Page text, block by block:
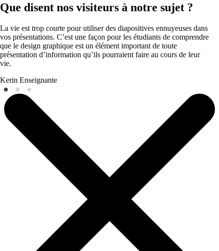
Que disent nos visiteurs à notre sujet ?
La vie est trop courte pour utiliser des diapositives ennuyeuses dans
vos présentations. C’est une façon pour les étudiants de comprendre
que le design graphique est un élément important de toute
présentation d’information qu’ils pourraient faire au cours de leur
vie.
Kerin Enseignante